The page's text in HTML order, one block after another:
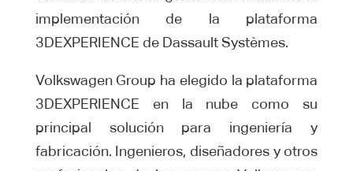
implementación de la plataforma
3DEXPERIENCE de Dassault Systèmes.
Volkswagen Group ha elegido la plataforma
3DEXPERIENCE en la nube como su
principal solución para ingeniería y
fabricación. Ingenieros, diseñadores y otros